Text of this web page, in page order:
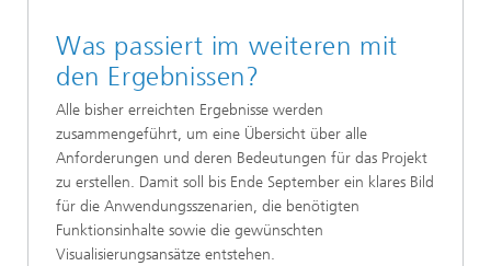
Was passiert im weiteren mit
den Ergebnissen?
Alle bisher erreichten Ergebnisse werden
zusammengeführt, um eine Übersicht über alle
Anforderungen und deren Bedeutungen für das Projekt
zu erstellen. Damit soll bis Ende September ein klares Bild
für die Anwendungsszenarien, die benötigten
Funktionsinhalte sowie die gewünschten
Visualisierungsansätze entstehen.